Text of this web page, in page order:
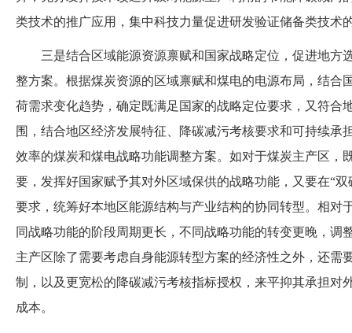
类技术的推广应用，集中科技力量促进研发验证储备类技术
三是结合区域能源资源禀赋和国家战略定位，促进地方
整方案。根据煤炭资源的区域禀赋和煤电的电源布局，结合
荷需求变化趋势，确定既满足国家的战略定位要求，又符合
围，结合地区经济发展特征、降碳减污考核要求和可持续承
效率的煤炭和煤电战略功能调整方案。如对于煤炭主产区，
要，发挥好国家赋予其对外区域保供的战略功能，又要在“双
要求，统筹好本地区能源结构与产业结构的协同转型。相对
同战略功能的阶段周期更长，不同战略功能的转变更晚，调
主产区除了需要考虑自身能源转型方案的经济性之外，还需
制，以及更宽松的降碳减污考核指标授权，来平抑其承担对
成本。